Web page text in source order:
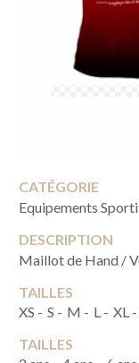
CATÉGORIE
Equipements
DESCRIPTION
Maillot de Hand /
TAILLES
XS - S - M - L - XL -
TAILLES